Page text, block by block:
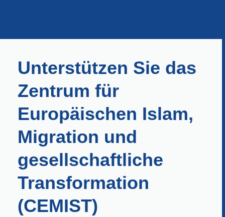
Unterstützen Sie das
Zentrum für
Europäischen Islam,
Migration und
gesellschaftliche
Transformation
(CEMIST)